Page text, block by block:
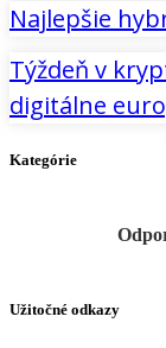
Najlepšie
Týždeň v
digitálne
Kategórie
Užitočné odkazy